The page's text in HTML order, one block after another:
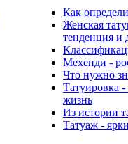
Как
Женская
тенденция и
Мехенди -
Что нужно
Татуировка
жизнь
Из истории
Татуаж -